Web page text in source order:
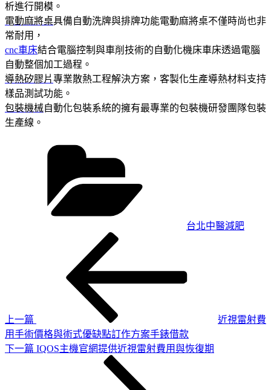
析進行開模。
電動麻將桌具備自動洗牌與排牌功能電動麻將桌不僅時尚也非
常耐用，
cnc車床結合電腦控制與車削技術的自動化機床車床透過電腦
自動整個加工過程。
導熱矽膠片專業散熱工程解決方案，客製化生產導熱材料支持
樣品測試功能。
包裝機械自動化包裝系統的擁有最專業的包裝機研發團隊包裝
生產線。
台北中醫減肥
上一篇
近視雷射費
用手術價格與術式優缺點訂作方案手錶借款
下
下一篇 IQOS主機官網提供近視雷射費用與恢復期